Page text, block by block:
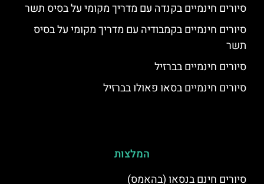
סיורים חינמיים בקנדה עם מדריך מקומי על בסיס תשר
סיורים חינמיים בקמבודיה עם מדריך מקומי על בסיס
תשר
סיורים חינמיים בברזיל
סיורים חינמיים בסאו פאולו בברזיל
המלצות
סיורים חינם בנסאו (בהאמס)